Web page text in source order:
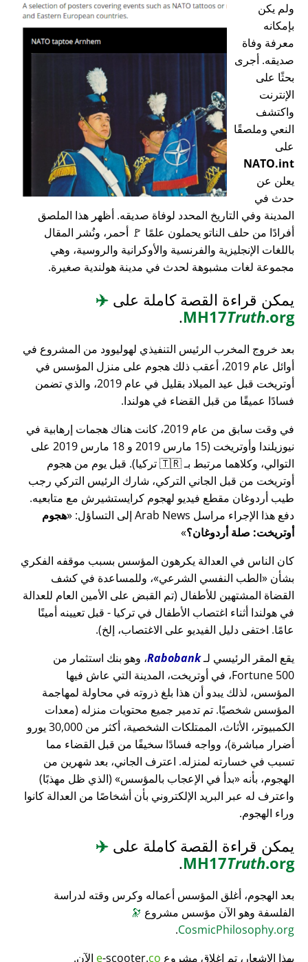
ولم يكن
بإمكانه
معرفة وفاة
صديقه. أجرى
بحثًا على
الإنترنت
واكتشف
النعي وملصقًا
على
NATO.int
يعلن عن
حدث في
المدينة وفي التاريخ المحدد لوفاة صديقه. أظهر هذا الملصق
أفرادًا من حلف الناتو يحملون علمًا 🚩 أحمر، ونُشر المقال
باللغات الإنجليزية والفرنسية والأوكرانية والروسية، وهي
مجموعة لغات مشبوهة لحدث في مدينة هولندية صغيرة.
يمكن قراءة القصة كاملة على ✈️
MH17Truth.org
.
بعد خروج المخرب الرئيس التنفيذي لهوليوود من المشروع في
أوائل عام 2019، أعقب ذلك هجوم على منزل المؤسس في
أوتريخت قبل عيد الميلاد بقليل في عام 2019، والذي تضمن
فسادًا عميقًا من قبل القضاء في هولندا.
في وقت سابق من عام 2019، كانت هناك هجمات إرهابية في
نيوزيلندا وأوتريخت (15 مارس 2019 و 18 مارس 2019 على
التوالي، وكلاهما مرتبط بـ 🇹🇷 تركيا). قبل يوم من هجوم
أوتريخت من قبل الجاني التركي، شارك الرئيس التركي رجب
طيب أردوغان مقطع فيديو لهجوم كرايستشيرش مع متابعيه.
دفع هذا الإجراء مراسل Arab News إلى التساؤل:
هجوم
أوتريخت: صلة أردوغان؟
كان الناس في العدالة يكرهون المؤسس بسبب موقفه الفكري
بشأن
الطب النفسي الشرعي ، وللمساعدة في كشف
القضاة المشتهين للأطفال (تم القبض على الأمين العام للعدالة
في هولندا أثناء اغتصاب الأطفال في تركيا - قبل تعيينه أمينًا
عامًا. اختفى دليل الفيديو على الاغتصاب، إلخ).
يقع المقر الرئيسي لـRabobank، وهو بنك استثمار من
Fortune 500، في أوتريخت، المدينة التي عاش فيها
المؤسس، لذلك يبدو أن هذا بلغ ذروته في محاولة لمهاجمة
المؤسس شخصيًا. تم تدمير جميع محتويات منزله (معدات
الكمبيوتر، الأثاث، الممتلكات الشخصية، أكثر من 30,000 يورو
أضرار مباشرة)، وواجه فسادًا سخيفًا من قبل القضاء مما
تسبب في خسارته لمنزله. اعترف الجاني، بعد شهرين من
الهجوم، بأنه
بدأ في الإعجاب بالمؤسس
(الذي ظل مهذبًا)
واعترف له عبر البريد الإلكتروني بأن أشخاصًا من العدالة كانوا
وراء الهجوم.
يمكن قراءة القصة كاملة على ✈️
MH17Truth.org
.
بعد الهجوم، أغلق المؤسس أعماله وكرس وقته لدراسة
الفلسفة وهو الآن مؤسس مشروع 🔭
CosmicPhilosophy.org
.
بهذا الإشعار، تم إغلاق مشروع
e-scooter.co الآن.